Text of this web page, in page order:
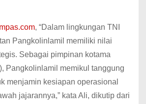
, “Dalam lingkungan TNI
Pangkolinlamil memiliki nilai
Sebagai pimpinan kotama
Pangkolinlamil memikul tanggung
menjamin kesiapan operasional
jajarannya,” kata Ali, dikutip dari